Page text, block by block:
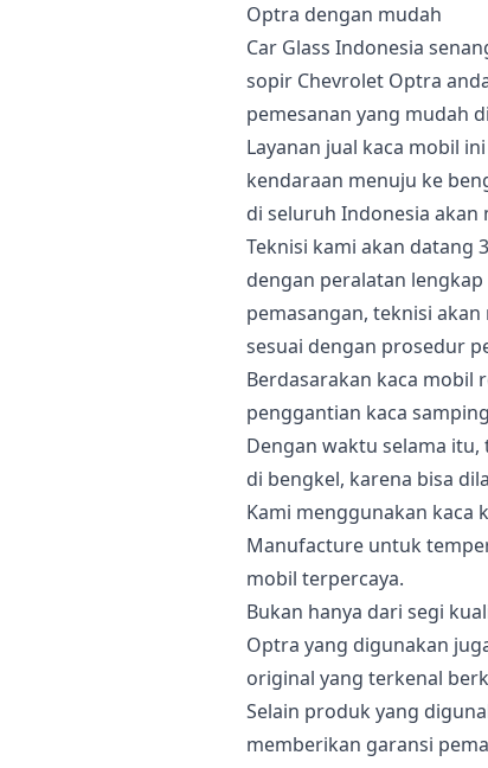
Optra dengan mudah
Car Glass Indonesia
sopir Chevrolet Optra
pemesanan yang mudah
Layanan jual kaca mobil
kendaraan menuju ke
di seluruh Indonesia
Teknisi kami akan datang
dengan peralatan
pemasangan, teknisi
sesuai dengan prosedur
Berdasarakan kaca mobil
penggantian kaca
Dengan waktu selama
di bengkel, karena bisa
Kami menggunakan kaca
Manufacture untuk
mobil terpercaya.
Bukan hanya dari segi
Optra yang digunakan
original yang terkenal
Selain produk yang
memberikan garansi